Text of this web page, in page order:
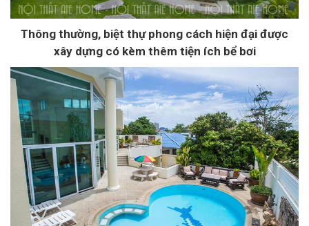
Thông thường, biệt thự phong cách hiện đại được
xây dựng có kèm thêm tiện ích bể bơi